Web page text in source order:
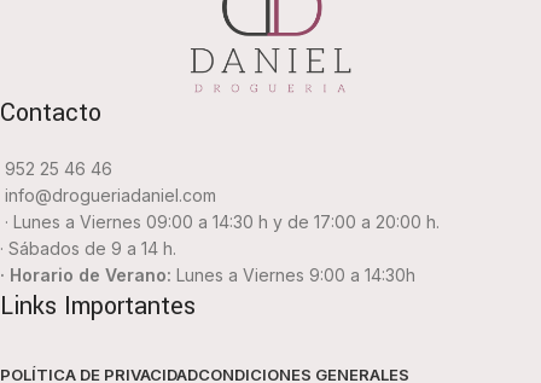
Contacto
952 25 46 46
info@drogueriadaniel.com
· Lunes a Viernes 09:00 a 14:30 h y de 17:00 a 20:00 h.
· Sábados de 9 a 14 h.
· Horario de Verano: Lunes a Viernes 9:00 a 14:30h
Links Importantes
POLÍTICA DE PRIVACIDADCONDICIONES GENERALES